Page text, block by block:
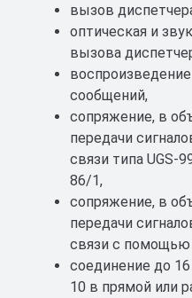
вызов
оптическая и
вызова
сообщений,
сопряжение, в
передачи
связи типа UGS-
86/1,
сопряжение, в
передачи
связи с помощью
соединение до
10 в прямой или